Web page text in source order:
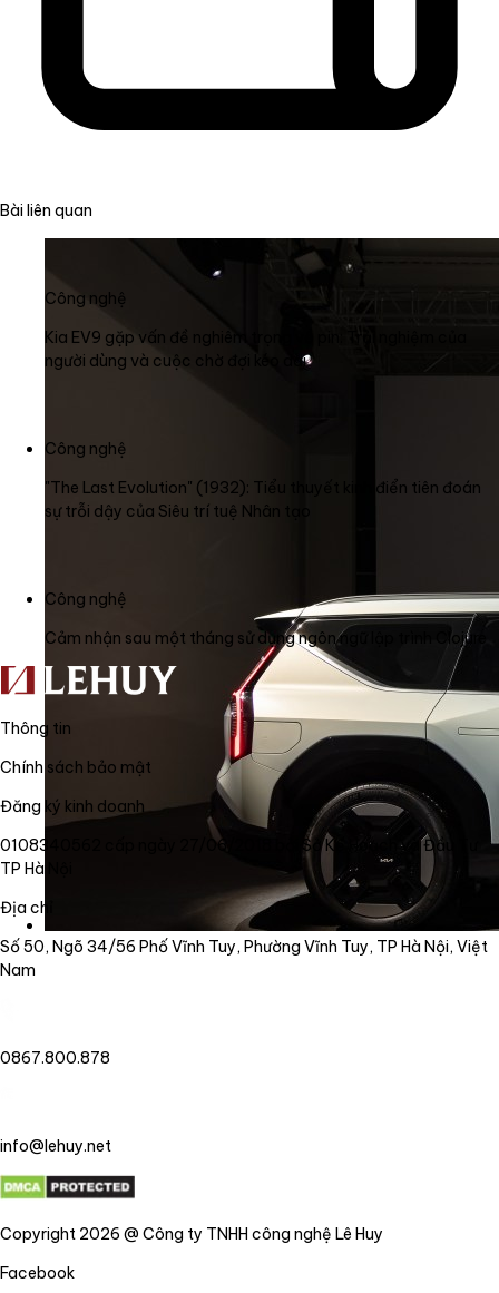
Bài liên quan
Công nghệ
Kia EV9 gặp vấn đề nghiêm trọng về pin: Trải nghiệm của
người dùng và cuộc chờ đợi kéo dài
Công nghệ
"The Last Evolution" (1932): Tiểu thuyết kinh điển tiên đoán
sự trỗi dậy của Siêu trí tuệ Nhân tạo
Công nghệ
Cảm nhận sau một tháng sử dụng ngôn ngữ lập trình Clojure
Thông tin
Chính sách bảo mật
Đăng ký kinh doanh
0108340562 cấp ngày 27/06/2018 bởi Sở Kế Hoạch và Đầu Tư
TP Hà Nội
Địa chỉ
Số 50, Ngõ 34/56 Phố Vĩnh Tuy, Phường Vĩnh Tuy, TP Hà Nội, Việt
Nam
0867.800.878
info@lehuy.net
Copyright 2026 @ Công ty TNHH công nghệ Lê Huy
Facebook